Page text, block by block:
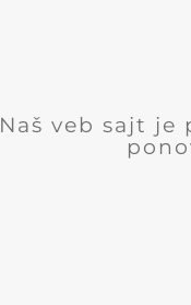
Naš veb sajt